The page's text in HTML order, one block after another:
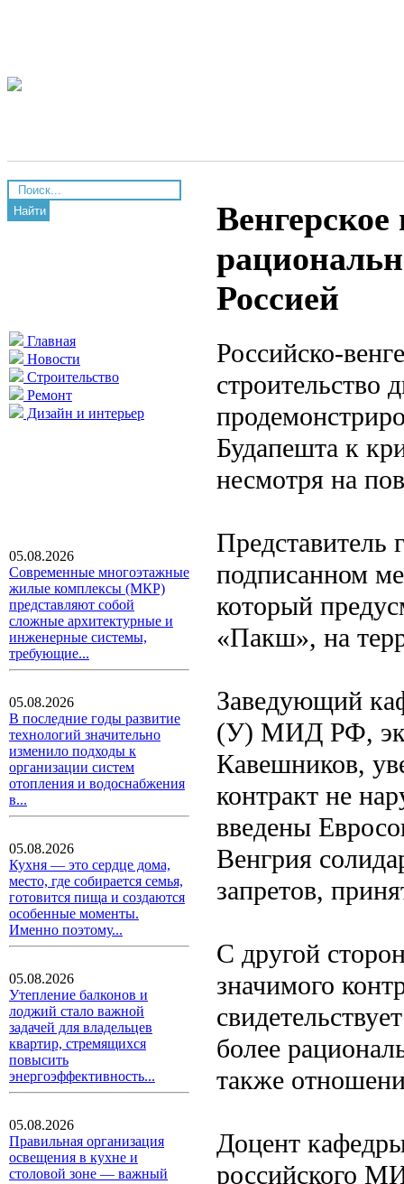
Найти
Главная
Новости
Строительство
Ремонт
Дизайн и интерьер
05.08.2026
Современные многоэтажные
жилые комплексы (МКР)
представляют собой
сложные архитектурные и
инженерные системы,
требующие...
05.08.2026
В последние годы развитие
технологий значительно
изменило подходы к
организации систем
отопления и водоснабжения
в...
05.08.2026
Кухня — это сердце дома,
место, где собирается семья,
готовится пища и создаются
особенные моменты.
Именно поэтому...
05.08.2026
Утепление балконов и
лоджий стало важной
задачей для владельцев
квартир, стремящихся
повысить
энергоэффективность...
05.08.2026
Правильная организация
освещения в кухне и
столовой зоне — важный
Венгерское
Россией
Российско-
строительство
Будапешта к
несмотря на
Представитель
подписанном
который
«Пакш», на
Заведующий
(У) МИД РФ,
Кавешников,
контракт не
введены
Венгрия
запретов,
С другой
значимого
более
также
Доцент
российского